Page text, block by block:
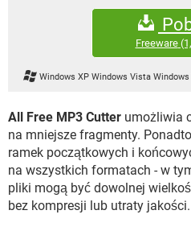
INSTAGRAM
INSTAGRAM
WINDOWS 10
Freeware
Windows XP Windows Vista
All Free MP3 Cutter umożliwia
na mniejsze fragmenty.
ramek początkowych i
na wszystkich formatach - w
pliki mogą być dowolnej
bez kompresji lub utraty jakości.